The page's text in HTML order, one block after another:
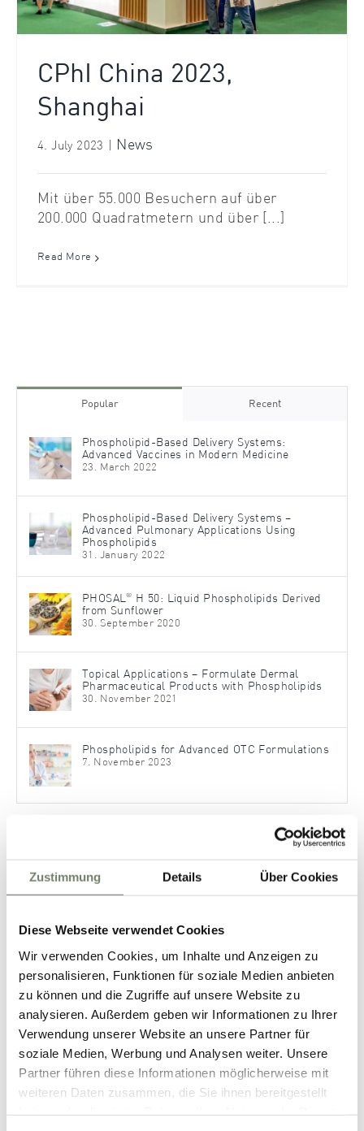
Zustimmung Details Über Cookies
Diese Webseite verwendet Cookies
Wir verwenden Cookies, um Inhalte und Anzeigen zu
personalisieren, Funktionen für soziale Medien anbieten
zu können und die Zugriffe auf unsere Website zu
analysieren. Außerdem geben wir Informationen zu Ihrer
Verwendung unserer Website an unsere Partner für
soziale Medien, Werbung und Analysen weiter. Unsere
Partner führen diese Informationen möglicherweise mit
weiteren Daten zusammen, die Sie ihnen bereitgestellt
CPhI China 2023,
Shanghai
4. July 2023 News
Mit über 55.000 Besuchern auf über
200.000 Quadratmetern und über [...]
Read More
Popular Recent
Phospholipid-Based Delivery Systems:
Advanced Vaccines in Modern Medicine
23. March 2022
Phospholipid-Based Delivery Systems –
Advanced Pulmonary Applications Using
Phospholipids
31. January 2022
PHOSAL®
H 50: Liquid Phospholipids Derived
from Sunflower
30. September 2020
Topical Applications – Formulate Dermal
Pharmaceutical Products with Phospholipids
30. November 2021
Phospholipids for Advanced OTC Formulations
7. November 2023
News
Pharmaceutical Applications
Scientific Publications
Archives
November 2025
August 2025